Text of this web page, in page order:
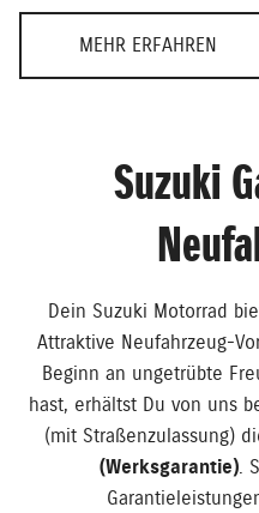
MEHR ERFAHREN
Suzuki
Dein Suzuki Motorrad
Attraktive Neufahrzeug-
Beginn an ungetrübte
hast, erhältst Du von uns
(mit Straßenzulassung)
(Werksgarantie).